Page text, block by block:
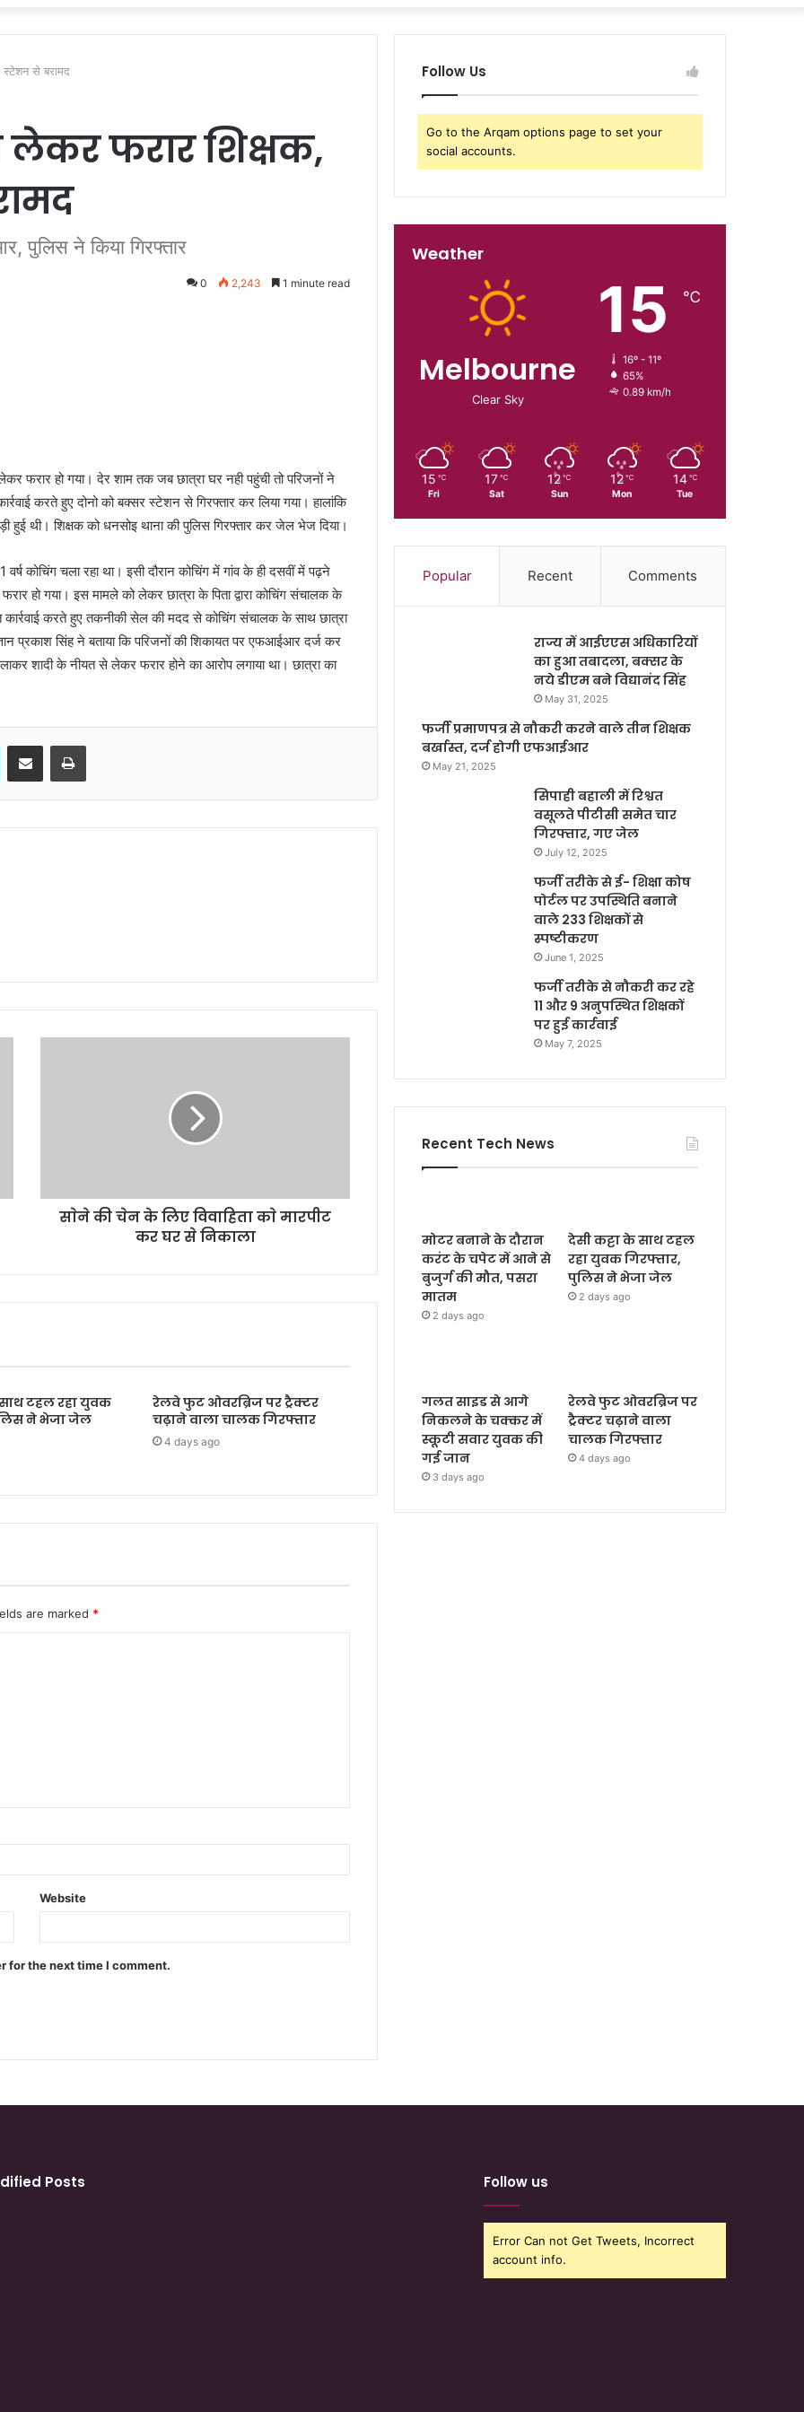
स्टेशन से बरामद
लेकर फरार शिक्षक,
पुलिस ने किया गिरफ्तार
0 2,243 1 minute read
फरार हो गया। देर शाम तक जब छात्रा घर नही पहुंची तो परिजनों ने
करते हुए दोनो को बक्सर स्टेशन से गिरफ्तार कर लिया गया। हालांकि
हुई थी। शिक्षक को धनसोइ थाना की पुलिस गिरफ्तार कर जेल भेज दिया।
कोचिंग चला रहा था। इसी दौरान कोचिंग में गांव के ही दसवीं में पढ़ने
हो गया। इस मामले को लेकर छात्रा के पिता द्वारा कोचिंग संचालक के
करते हुए तकनीकी सेल की मदद से कोचिंग संचालक के साथ छात्रा
प्रकाश सिंह ने बताया कि परिजनों की शिकायत पर एफआईआर दर्ज कर
शादी के नीयत से लेकर फरार होने का आरोप लगाया था। छात्रा का
साेने की चेन के लिए विवाहिता काे मारपीट
कर घर से निकाला
टहल रहा युवक
ने भेजा जेल
रेलवे फुट ओवरब्रिज पर ट्रैक्टर
चढ़ाने वाला चालक गिरफ्तार
4 days ago
are marked *
Website
for the next time I comment.
Follow Us
Go to the Arqam options page to set your
social accounts.
Weather
Melbourne
Clear Sky
15 ℃
16º - 11º
65%
0.89 km/h
15 ℃
Fri
17 ℃
Sat
12 ℃
Sun
12 ℃
Mon
14 ℃
Tue
Popular Recent Comments
राज्य में आईएएस अधिकारियों
का हुआ तबादला, बक्सर के
नये डीएम बने विद्यानंद सिंह
May 31, 2025
फर्जी प्रमाणपत्र से नौकरी करने वाले तीन शिक्षक
बर्खास्त, दर्ज होगी एफआईआर
May 21, 2025
सिपाही बहाली में रिश्वत
वसूलते पीटीसी समेत चार
गिरफ्तार, गए जेल
July 12, 2025
फर्जी तरीके से ई- शिक्षा कोष
पोर्टल पर उपस्थिति बनाने
वाले 233 शिक्षकों से
स्पष्टीकरण
June 1, 2025
फर्जी तरीके से नौकरी कर रहे
11 और 9 अनुपस्थित शिक्षकों
पर हुई कार्रवाई
May 7, 2025
Recent Tech News
मोटर बनाने के दौरान
करंट के चपेट में आने से
बुजुर्ग की मौत, पसरा
मातम
2 days ago
देसी कट्टा के साथ टहल
रहा युवक गिरफ्तार,
पुलिस ने भेजा जेल
2 days ago
गलत साइड से आगे
निकलने के चक्कर में
स्कूटी सवार युवक की
गई जान
3 days ago
रेलवे फुट ओवरब्रिज पर
ट्रैक्टर चढ़ाने वाला
चालक गिरफ्तार
4 days ago
Posts Follow us
Error Can not Get Tweets, Incorrect
account info.